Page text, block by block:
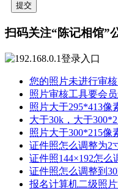
提交
扫码关注“陈记相馆”
您的照片未进行审
照片审核工具要会
照片大于295*413像
大于30k，大于
照片大于300*215像
证件照怎么调整为2
证件照144×192怎么
证件照怎么调整到
报名计算机二级照